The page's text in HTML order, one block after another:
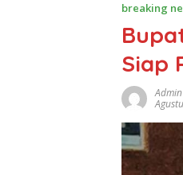
breaking
Siap
Admin